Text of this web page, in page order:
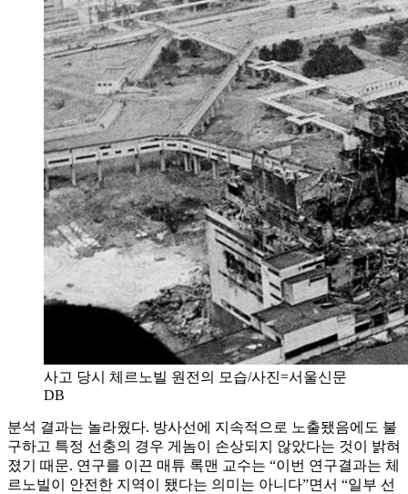
사고 당시 체르노빌 원전의 모습/사진=서울신문
DB
분석 결과는 놀라웠다. 방사선에 지속적으로 노출됐음에도 불
구하고 특정 선충의 경우 게놈이 손상되지 않았다는 것이 밝혀
졌기 때문. 연구를 이끈 매튜 록맨 교수는 “이번 연구결과는 체
르노빌이 안전한 지역이 됐다는 의미는 아니다”면서 “일부 선